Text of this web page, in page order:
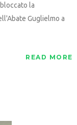
la
Guglielmo a
READ MORE